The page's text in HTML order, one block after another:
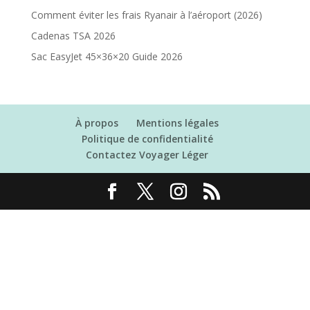
Comment éviter les frais Ryanair à l’aéroport (2026)
Cadenas TSA 2026
Sac EasyJet 45×36×20 Guide 2026
À propos
Mentions légales
Politique de confidentialité
Contactez Voyager Léger